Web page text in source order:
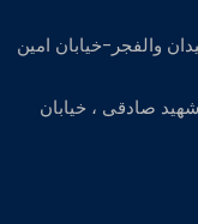
والفجر-خیابان امین
صادقی ، خیابان